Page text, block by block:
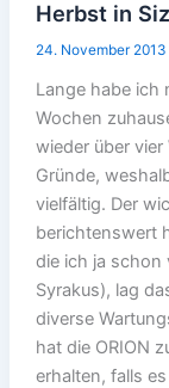
Herbst in
24. November 2013
Lange habe ich
Wochen
wieder über vier
Gründe,
vielfältig. Der
berichtenswert
die ich ja schon
Syrakus), lag
diverse
hat die ORION
erhalten, falls